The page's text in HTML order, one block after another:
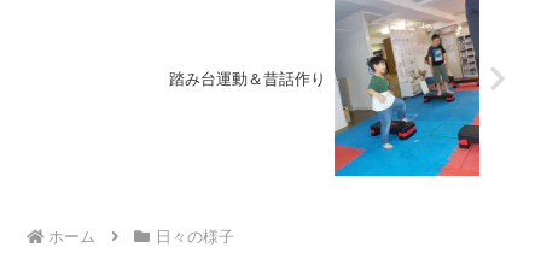
踏み台運動＆昔話作り
ホーム 日々の様子